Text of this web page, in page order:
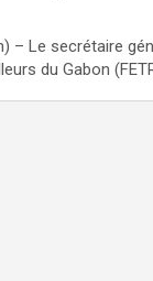
– Le secrétaire
du Gabon